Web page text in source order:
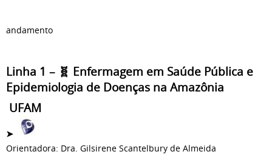
andamento
Linha 1 – 🧬 Enfermagem em Saúde Pública e
Epidemiologia de Doenças na Amazônia
UFAM
➤
Orientadora: Dra. Gilsirene Scantelbury de Almeida